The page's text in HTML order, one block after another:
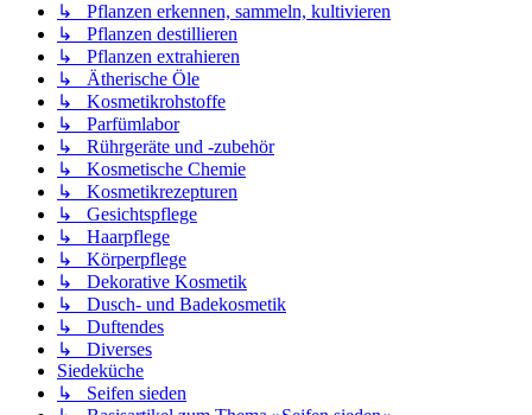
↳ Pflanzen erkennen, sammeln, kultivieren
↳ Pflanzen destillieren
↳ Pflanzen extrahieren
↳ Ätherische Öle
↳ Kosmetikrohstoffe
↳ Parfümlabor
↳ Rührgeräte und -zubehör
↳ Kosmetische Chemie
↳ Kosmetikrezepturen
↳ Gesichtspflege
↳ Haarpflege
↳ Körperpflege
↳ Dekorative Kosmetik
↳ Dusch- und Badekosmetik
↳ Duftendes
↳ Diverses
Siedeküche
↳ Seifen sieden